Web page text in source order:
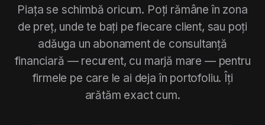
Piața se schimbă oricum. Poți rămâne în zona
de preț, unde te bați pe fiecare client, sau poți
adăuga un abonament de consultanță
financiară — recurent, cu marjă mare — pentru
firmele pe care le ai deja în portofoliu. Îți
arătăm exact cum.